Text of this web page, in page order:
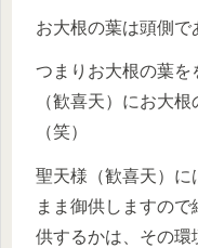
お大根の葉は頭側で
つまりお大根の葉を
（歓喜天）にお大
（笑）
聖天様（歓喜天）に
まま御供しますの
供するかは、その環